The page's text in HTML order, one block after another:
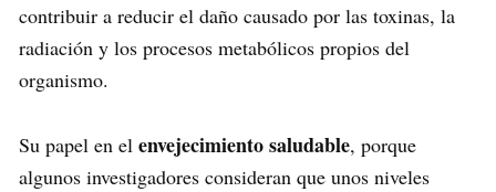
contribuir a reducir el daño causado por las toxinas, la
radiación y los procesos metabólicos propios del
organismo.
Su papel en el envejecimiento saludable, porque
algunos investigadores consideran que unos niveles